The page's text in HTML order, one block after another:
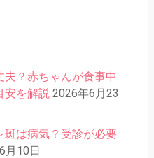
？赤ちゃんが食事中
安を解説 2026年6月23
斑は病気？受診が必要
月10日